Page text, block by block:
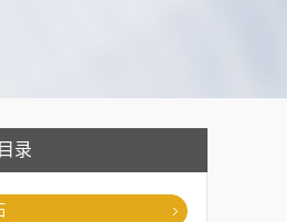
录